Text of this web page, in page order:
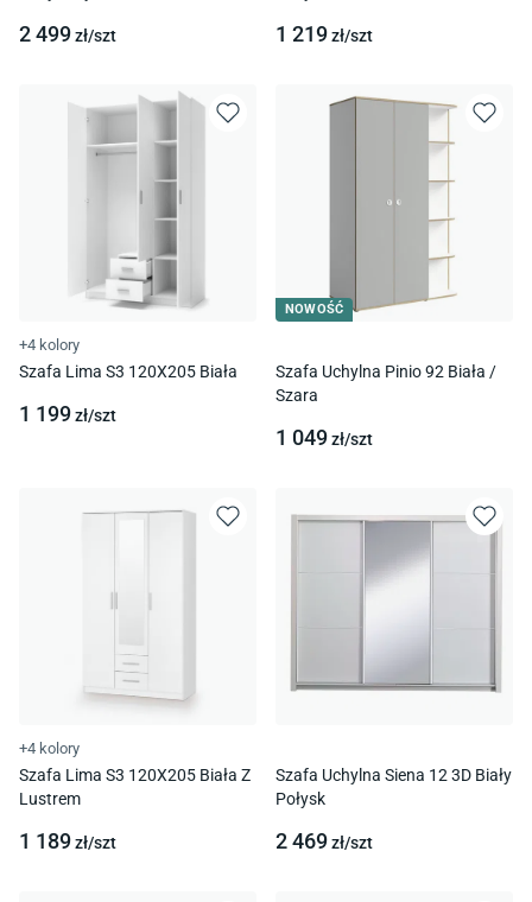
2 499zł/szt 1 219zł/szt
+4 kolory
Szafa Lima S3 120X205 Biała
1 199zł/szt
NOWOŚĆ
Szafa Uchylna Pinio 92 Biała /
Szara
1 049zł/szt
+4 kolory
Szafa Lima S3 120X205 Biała Z
Lustrem
1 189zł/szt
Szafa Uchylna Siena 12 3D Biały
Połysk
2 469zł/szt